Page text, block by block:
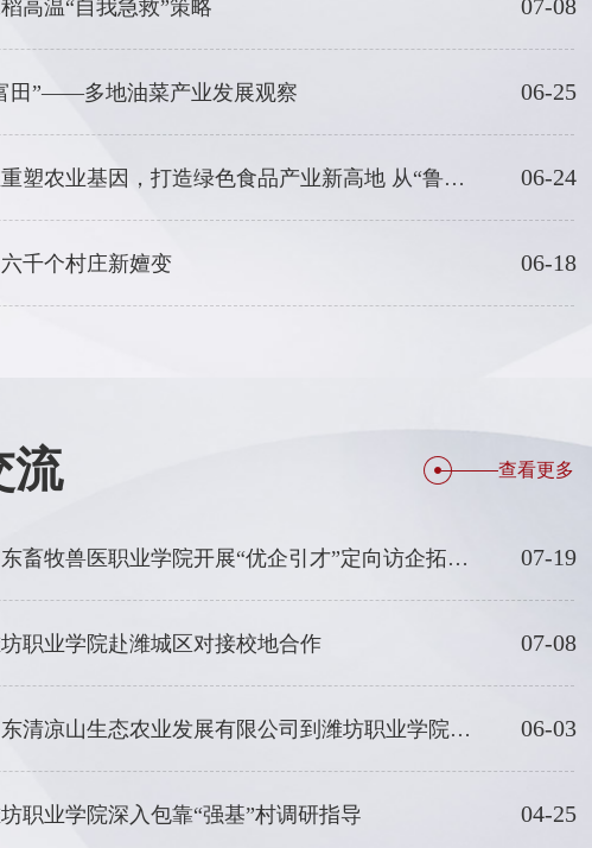
高温“自我急救”策略 07-08
田”——多地油菜产业发展观察 06-25
以工业化思维重塑农业基因，打造绿色食品产业新高地 从“鲁西粮仓”到“国人厨房” 06-24
千个村庄新嬗变 06-18
流 查看更多
校企交流：山东畜牧兽医职业学院开展“优企引才”定向访企拓岗活动 07-19
职业学院赴潍城区对接校地合作 07-08
校企交流：山东清凉山生态农业发展有限公司到潍坊职业学院洽谈交流 06-03
职业学院深入包靠“强基”村调研指导 04-25